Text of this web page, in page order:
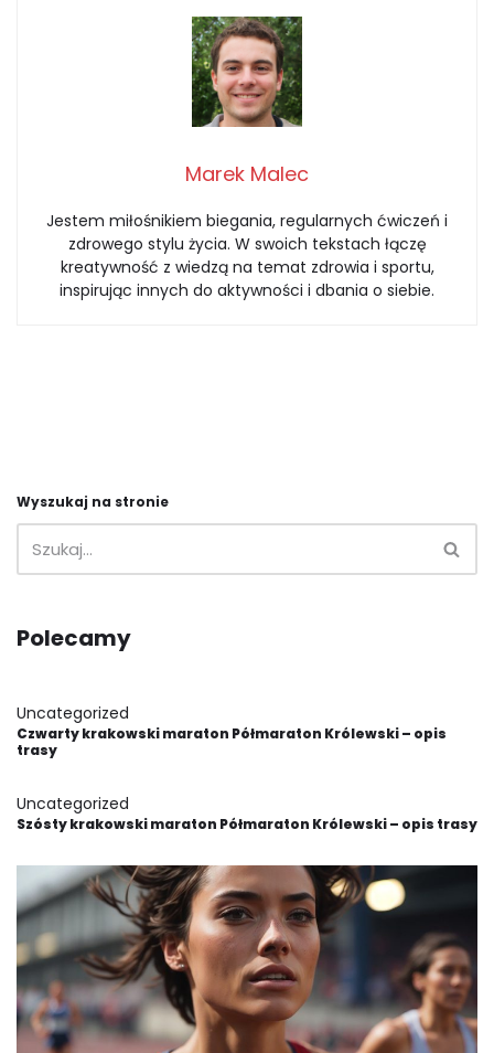
Marek Malec
Jestem miłośnikiem biegania, regularnych ćwiczeń i
zdrowego stylu życia. W swoich tekstach łączę
kreatywność z wiedzą na temat zdrowia i sportu,
inspirując innych do aktywności i dbania o siebie.
Wyszukaj na stronie
Polecamy
Uncategorized
Czwarty krakowski maraton Półmaraton Królewski – opis
trasy
Uncategorized
Szósty krakowski maraton Półmaraton Królewski – opis trasy